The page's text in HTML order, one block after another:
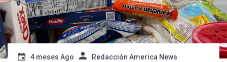
4 meses Ago Redacción America News